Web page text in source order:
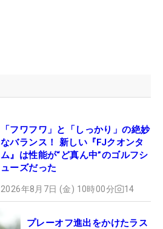
「フワフワ」と「しっかり」の絶妙
なバランス！ 新しい『FJクオンタ
ム』は性能が“ど真ん中”のゴルフシ
ューズだった
2026年8月7日 (金) 10時00分 14
プレーオフ進出をかけたラス